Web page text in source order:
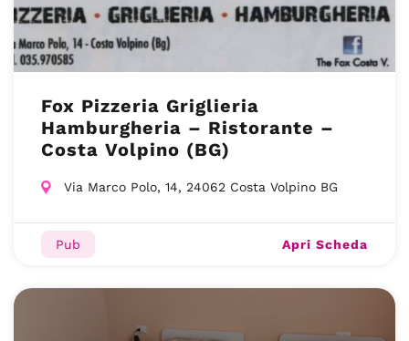
Fox Pizzeria Griglieria
Hamburgheria – Ristorante –
Costa Volpino (BG)
Via Marco Polo, 14, 24062 Costa Volpino BG
Pub Apri Scheda